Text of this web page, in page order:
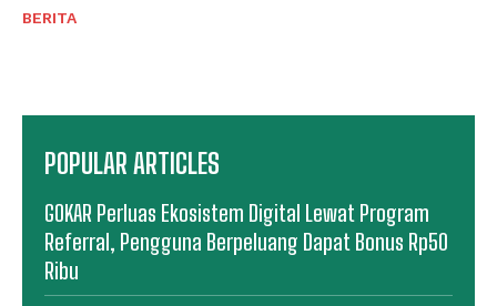
BERITA
POPULAR ARTICLES
GOKAR Perluas Ekosistem Digital Lewat Program
Referral, Pengguna Berpeluang Dapat Bonus Rp50
Ribu